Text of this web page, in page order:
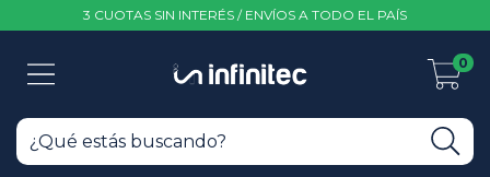
3 CUOTAS SIN INTERÉS / ENVÍOS A TODO EL PAÍS
0